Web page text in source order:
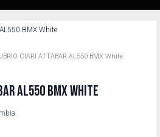
CIARI ATTABAR AL550 BMX White
AL550 BMX WHITE